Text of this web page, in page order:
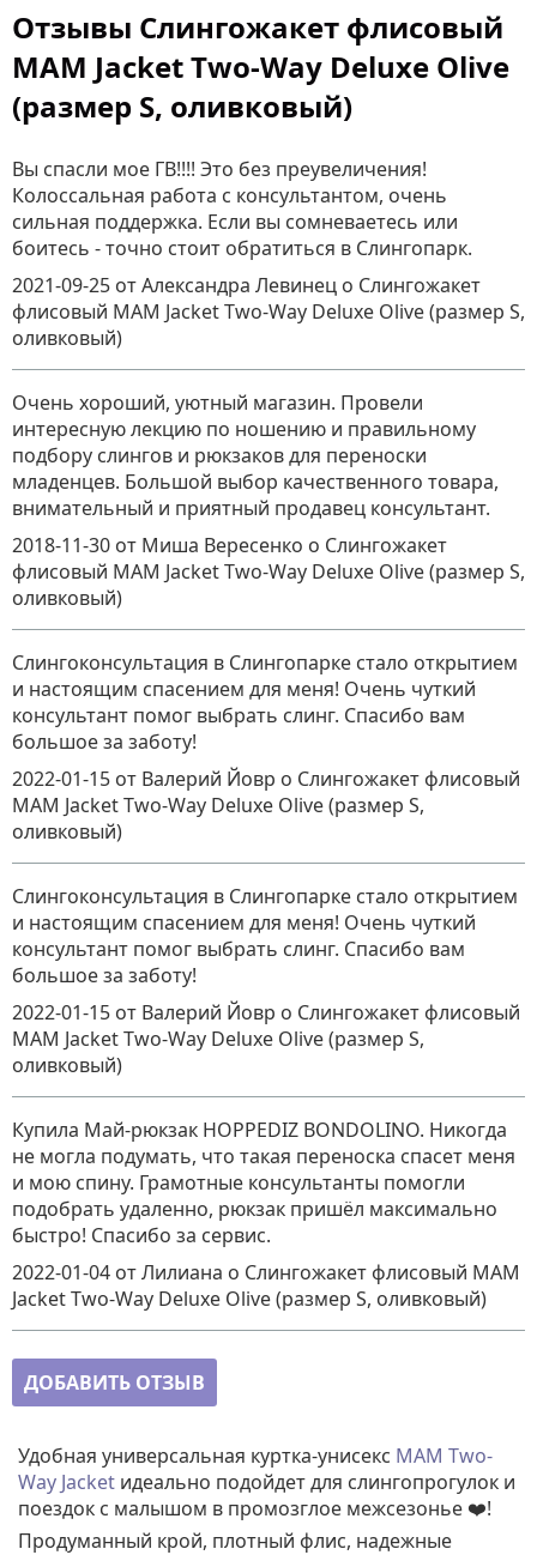
Отзывы Слингожакет флисовый
MAM Jacket Two-Way Deluxe Olive
(размер S, оливковый)
Вы спасли мое ГВ!!!! Это без преувеличения!
Колоссальная работа с консультантом, очень
сильная поддержка. Если вы сомневаетесь или
боитесь - точно стоит обратиться в Слингопарк.
2021-09-25 от Александра Левинец о Слингожакет
флисовый MAM Jacket Two-Way Deluxe Olive (размер S,
оливковый)
Очень хороший, уютный магазин. Провели
интересную лекцию по ношению и правильному
подбору слингов и рюкзаков для переноски
младенцев. Большой выбор качественного товара,
внимательный и приятный продавец консультант.
2018-11-30 от Миша Вересенко о Слингожакет
флисовый MAM Jacket Two-Way Deluxe Olive (размер S,
оливковый)
Слингоконсультация в Слингопарке стало открытием
и настоящим спасением для меня! Очень чуткий
консультант помог выбрать слинг. Спасибо вам
большое за заботу!
2022-01-15 от Валерий Йовр о Слингожакет флисовый
MAM Jacket Two-Way Deluxe Olive (размер S,
оливковый)
Слингоконсультация в Слингопарке стало открытием
и настоящим спасением для меня! Очень чуткий
консультант помог выбрать слинг. Спасибо вам
большое за заботу!
2022-01-15 от Валерий Йовр о Слингожакет флисовый
MAM Jacket Two-Way Deluxe Olive (размер S,
оливковый)
Купила Май-рюкзак HOPPEDIZ BONDOLINO. Никогда
не могла подумать, что такая переноска спасет меня
и мою спину. Грамотные консультанты помогли
подобрать удаленно, рюкзак пришёл максимально
быстро! Спасибо за сервис.
2022-01-04 от Лилиана о Слингожакет флисовый MAM
Jacket Two-Way Deluxe Olive (размер S, оливковый)
ДОБАВИТЬ ОТЗЫВ
Удобная универсальная куртка-унисекс MAM Two-
Way Jacket идеально подойдет для слингопрогулок и
поездок с малышом в промозглое межсезонье ❤️!
Продуманный крой, плотный флис, надежные